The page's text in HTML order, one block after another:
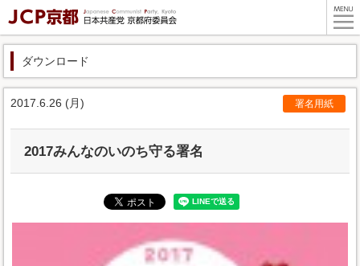
ダウンロード
2017.6.26 (月) 署名用紙
2017みんなのいのち守る署名